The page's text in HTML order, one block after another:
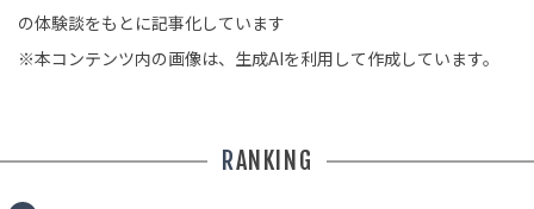
の体験談をもとに記事化しています
※本コンテンツ内の画像は、生成AIを利用して作成しています。
RANKING